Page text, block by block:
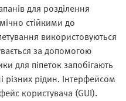
для розділення
стійкими до
використовуються
за допомогою
для піпеток запобігають
рідин. Інтерфейсом
користувача (GUI).